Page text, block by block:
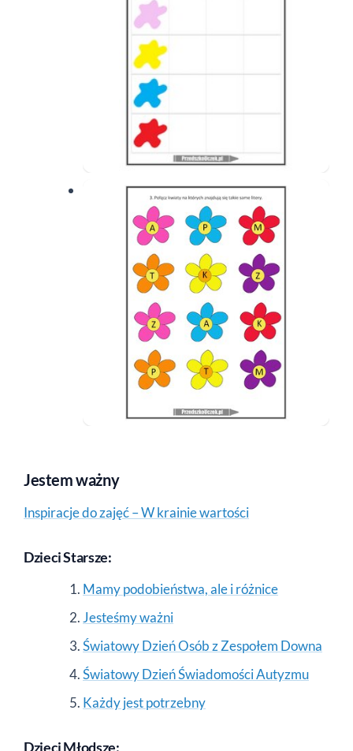
Jestem ważny
Inspiracje do zajęć – W krainie wartości
Dzieci Starsze:
Mamy podobieństwa, ale i różnice
Jesteśmy ważni
Światowy Dzień Osób z Zespołem Downa
Światowy Dzień Świadomości Autyzmu
Każdy jest potrzebny
Dzieci Młodsze: